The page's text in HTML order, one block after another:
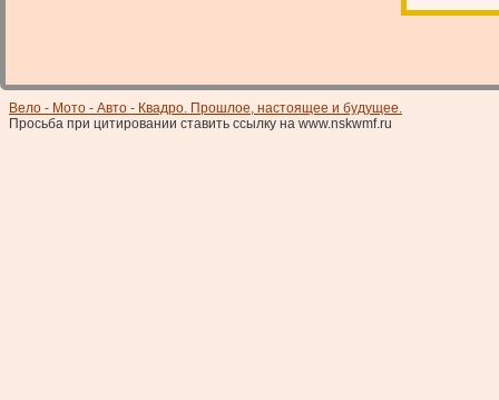
Вело - Мото - Авто - Квадро. Прошлое, настоящее и будущее.
Просьба при цитировании ставить ссылку на www.nskwmf.ru